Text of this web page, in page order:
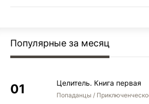
Популярные за месяц
Целитель. Книга первая